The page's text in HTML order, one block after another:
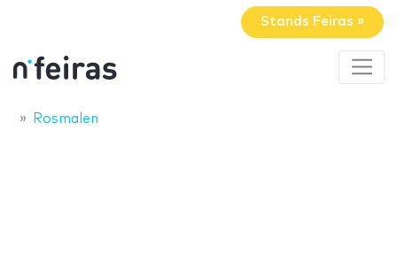
Stands Feiras »
Rosmalen